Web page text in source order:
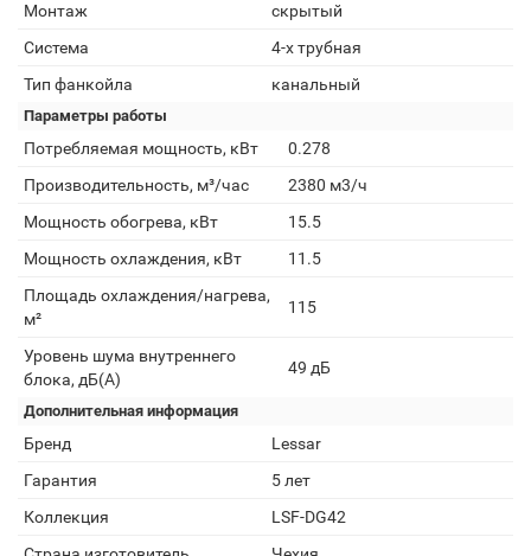
Монтаж
скрытый
Система
4-х трубная
Тип фанкойла
канальный
Параметры работы
Потребляемая мощность, кВт
0.278
Производительность, м³/час
2380 м3/ч
Мощность обогрева, кВт
15.5
Мощность охлаждения, кВт
11.5
Площадь охлаждения/нагрева,
м²
115
Уровень шума внутреннего
блока, дБ(А)
49 дБ
Дополнительная информация
Бренд
Lessar
Гарантия
5 лет
Коллекция
LSF-DG42